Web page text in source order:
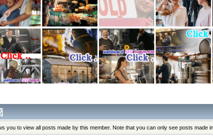
you to view all posts made by this member. Note that you can only see posts made